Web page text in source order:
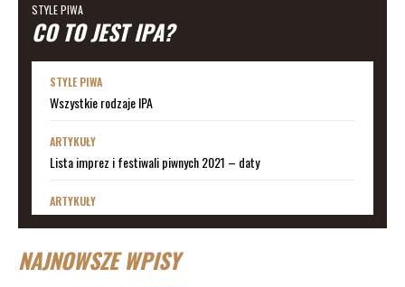
STYLE PIWA
CO TO JEST IPA?
STYLE PIWA
Wszystkie rodzaje IPA
ARTYKUŁY
Lista imprez i festiwali piwnych 2021 – daty
ARTYKUŁY
Lista imprez i festiwali piwnych 2020 – daty
ARTYKUŁY
NAJNOWSZE WPISY